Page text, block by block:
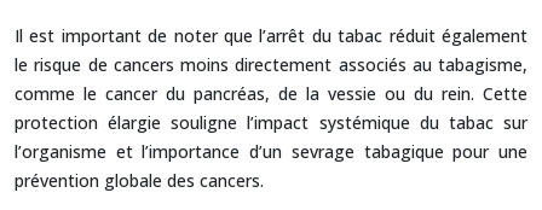
Il est important de noter que l’arrêt du tabac réduit également
le risque de cancers moins directement associés au tabagisme,
comme le cancer du pancréas, de la vessie ou du rein. Cette
protection élargie souligne l’impact systémique du tabac sur
l’organisme et l’importance d’un sevrage tabagique pour une
prévention globale des cancers.